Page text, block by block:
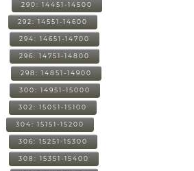
290: 14451-14500
292: 14551-14600
294: 14651-14700
296: 14751-14800
298: 14851-14900
300: 14951-15000
302: 15051-15100
304: 15151-15200
306: 15251-15300
308: 15351-15400